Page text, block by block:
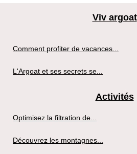
Viv argoat
Comment profiter de vacances...
L'Argoat et ses secrets se...
Activités
Optimisez la filtration de...
Découvrez les montagnes...